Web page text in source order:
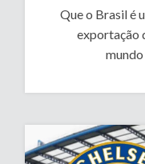
Que o Brasil é
exportação